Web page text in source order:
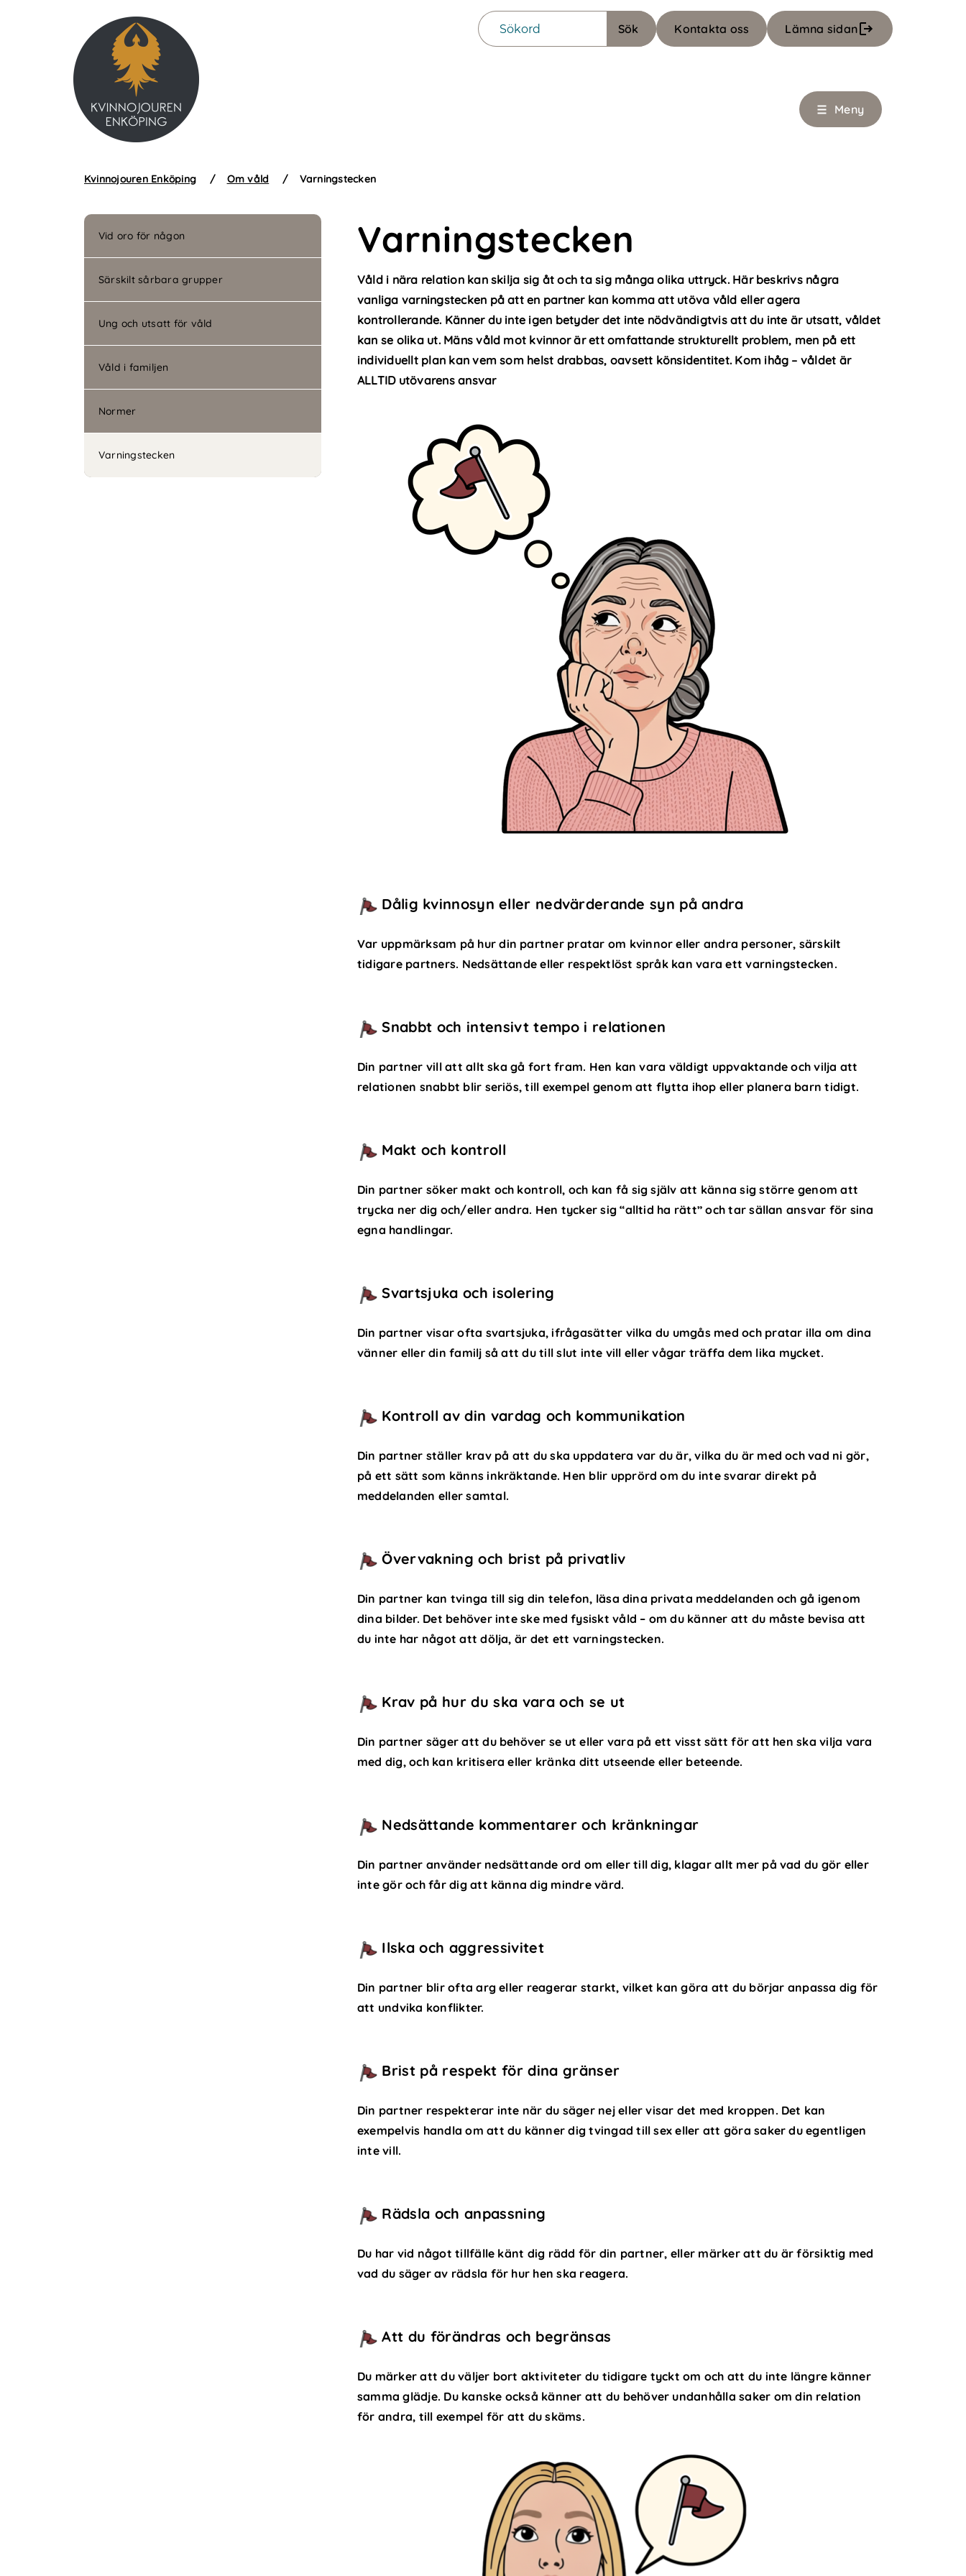
Kontakta oss Lämna sidan
Meny
Kvinnojouren Enköping / Om våld / Varningstecken
Vid oro för någon
Särskilt sårbara grupper
Ung och utsatt för våld
Våld i familjen
Normer
Varningstecken
Varningstecken
Våld i nära relation kan skilja sig åt och ta sig många olika uttryck. Här beskrivs några
vanliga varningstecken på att en partner kan komma att utöva våld eller agera
kontrollerande. Känner du inte igen betyder det inte nödvändigtvis att du inte är utsatt, våldet
kan se olika ut. Mäns våld mot kvinnor är ett omfattande strukturellt problem, men på ett
individuellt plan kan vem som helst drabbas, oavsett könsidentitet. Kom ihåg – våldet är
ALLTID utövarens ansvar
Dålig kvinnosyn eller nedvärderande syn på andra
Var uppmärksam på hur din partner pratar om kvinnor eller andra personer, särskilt
tidigare partners. Nedsättande eller respektlöst språk kan vara ett varningstecken.
Snabbt och intensivt tempo i relationen
Din partner vill att allt ska gå fort fram. Hen kan vara väldigt uppvaktande och vilja att
relationen snabbt blir seriös, till exempel genom att flytta ihop eller planera barn tidigt.
Makt och kontroll
Din partner söker makt och kontroll, och kan få sig själv att känna sig större genom att
trycka ner dig och/eller andra. Hen tycker sig “alltid ha rätt” och tar sällan ansvar för sina
egna handlingar.
Svartsjuka och isolering
Din partner visar ofta svartsjuka, ifrågasätter vilka du umgås med och pratar illa om dina
vänner eller din familj så att du till slut inte vill eller vågar träffa dem lika mycket.
Kontroll av din vardag och kommunikation
Din partner ställer krav på att du ska uppdatera var du är, vilka du är med och vad ni gör,
på ett sätt som känns inkräktande. Hen blir upprörd om du inte svarar direkt på
meddelanden eller samtal.
Övervakning och brist på privatliv
Din partner kan tvinga till sig din telefon, läsa dina privata meddelanden och gå igenom
dina bilder. Det behöver inte ske med fysiskt våld – om du känner att du måste bevisa att
du inte har något att dölja, är det ett varningstecken.
Krav på hur du ska vara och se ut
Din partner säger att du behöver se ut eller vara på ett visst sätt för att hen ska vilja vara
med dig, och kan kritisera eller kränka ditt utseende eller beteende.
Nedsättande kommentarer och kränkningar
Din partner använder nedsättande ord om eller till dig, klagar allt mer på vad du gör eller
inte gör och får dig att känna dig mindre värd.
Ilska och aggressivitet
Din partner blir ofta arg eller reagerar starkt, vilket kan göra att du börjar anpassa dig för
att undvika konflikter.
Brist på respekt för dina gränser
Din partner respekterar inte när du säger nej eller visar det med kroppen. Det kan
exempelvis handla om att du känner dig tvingad till sex eller att göra saker du egentligen
inte vill.
Rädsla och anpassning
Du har vid något tillfälle känt dig rädd för din partner, eller märker att du är försiktig med
vad du säger av rädsla för hur hen ska reagera.
Att du förändras och begränsas
Du märker att du väljer bort aktiviteter du tidigare tyckt om och att du inte längre känner
samma glädje. Du kanske också känner att du behöver undanhålla saker om din relation
för andra, till exempel för att du skäms.